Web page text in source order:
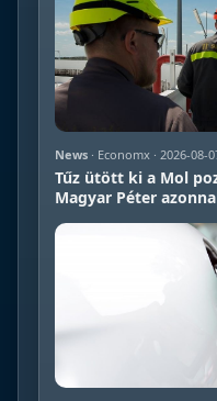
News · Economx · 2026-08-
Tűz ütött ki a Mol
Magyar Péter